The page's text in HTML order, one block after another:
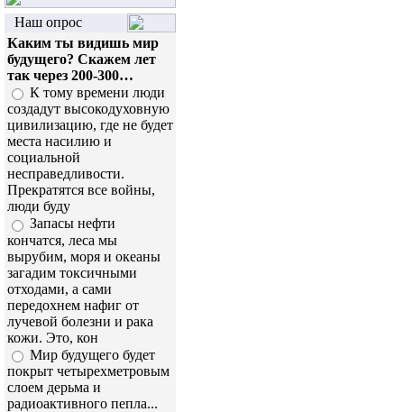
Наш опрос
Каким ты видишь мир
будущего? Скажем лет
так через 200-300…
К тому времени люди
создадут высокодуховную
цивилизацию, где не будет
места насилию и
социальной
несправедливости.
Прекратятся все войны,
люди буду
Запасы нефти
кончатся, леса мы
вырубим, моря и океаны
загадим токсичными
отходами, а сами
передохнем нафиг от
лучевой болезни и рака
кожи. Это, кон
Мир будущего будет
покрыт четырехметровым
слоем дерьма и
радиоактивного пепла...